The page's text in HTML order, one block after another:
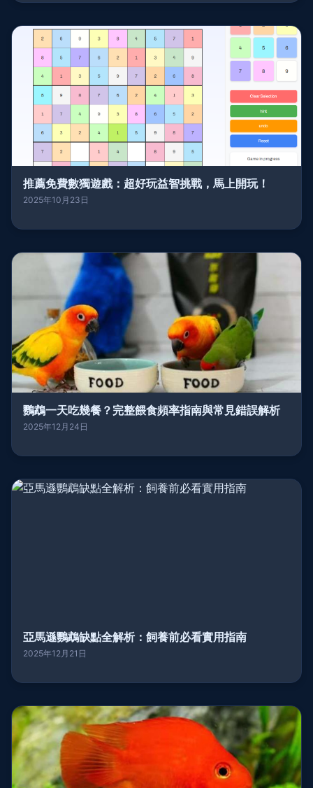
推薦免費數獨遊戲：超好玩益智挑戰，馬上開玩！
2025年10月23日
鸚鵡一天吃幾餐？完整餵食頻率指南與常見錯誤解析
2025年12月24日
亞馬遜鸚鵡缺點全解析：飼養前必看實用指南
2025年12月21日